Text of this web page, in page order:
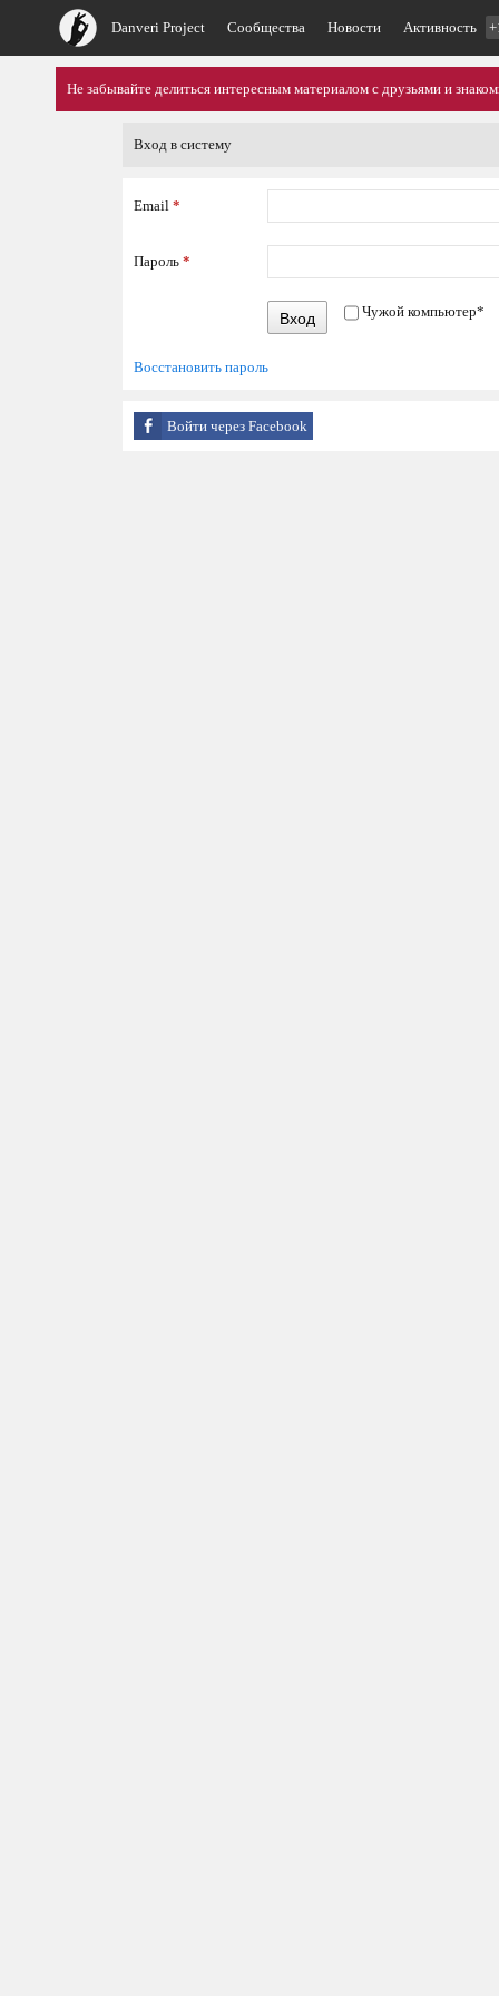
Danveri Project Сообщества Новости Активность
Не забывайте делиться интересным материалом с друзьями и
Вход в систему
Email *
Пароль *
Вход Чужой компьютер*
Восстановить пароль
Войти через Facebook